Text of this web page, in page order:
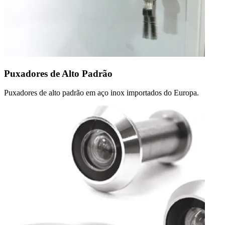
Puxadores de Alto Padrão
Puxadores de alto padrão em aço inox importados do Europa.